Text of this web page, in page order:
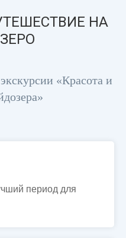
НА
«Красота и
период для